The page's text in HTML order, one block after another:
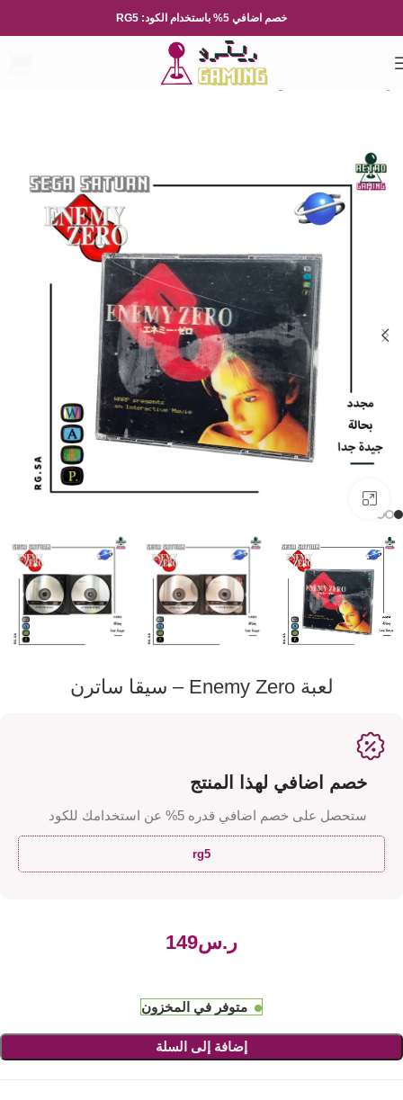
خصم اضافي 5% باستخدام الكود: RG5
Sega
SEGA SATURN
لعبة Enemy Zero – سيقا ساترن
خصم اضافي لهذا المنتج
ستحصل على خصم اضافي قدره 5% عن استخدامك للكود
rg5
ر.س
متوفر في المخزون
إضافة إلى السلة